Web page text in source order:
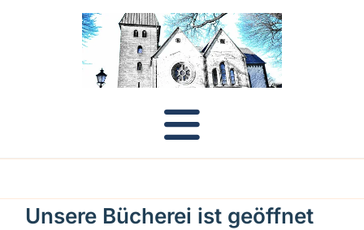
Unsere Bücherei ist geöffnet